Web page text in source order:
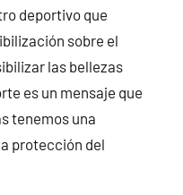
deportivo que
sobre el
las bellezas
es un mensaje que
tenemos una
protección del